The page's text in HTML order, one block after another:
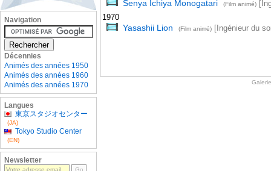
Senya Ichiya Monogatari (Film animé)
1970
Yasashii Lion (Film animé)[Ingénieur du
Galerie
Navigation
Décennies
Animés des années 1950
Animés des années 1960
Animés des années 1970
Langues
東京スタジオセンター
(JA)
Tokyo Studio Center
(EN)
Newsletter